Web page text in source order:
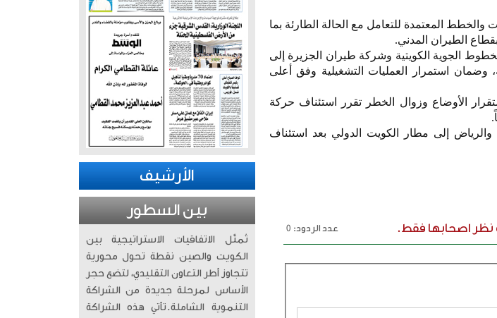
المعتمدة للتعامل مع الحالة الطارئة بما
الطيران المدني.
11 رحلة تابعة لشركة الخطوط الجوية الكويتية وشركة طيران الجزيرة إلى
استمرار العمليات التشغيلية وفق أعلى
الأوضاع وزوال الخطر تقرر استئناف حركة
إلى مطار الكويت الدولي بعد استئناف
نظر اصحابها فقط.
عدد الردود: 0
الأرشيف
بين السطور
تُمثّل الاتفاقيات الاستراتيجية بين
الكويت والصين نقطة تحول محورية
تتجاوز أطر التعاون التقليدي، لتضع حجر
الأساس لمرحلة جديدة من الشراكة
التنموية الشاملة. ​تأتي هذه الشراكة